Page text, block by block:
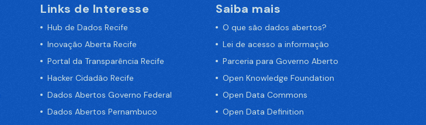
Links de Interesse
Hub de Dados Recife
Inovação Aberta Recife
Portal da Transparência Recife
Hacker Cidadão Recife
Dados Abertos Governo Federal
Dados Abertos Pernambuco
Saiba mais
O que são dados abertos?
Lei de acesso a informação
Parceria para Governo Aberto
Open Knowledge Foundation
Open Data Commons
Open Data Definition